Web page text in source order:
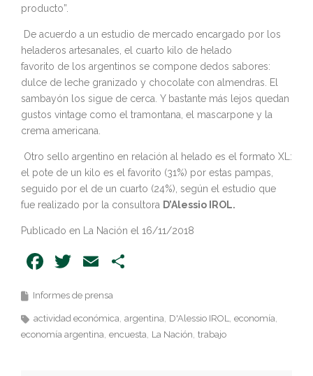
producto”.
De acuerdo a un estudio de mercado encargado por los
heladeros artesanales, el cuarto kilo de helado
favorito de los argentinos se compone dedos sabores:
dulce de leche granizado y chocolate con almendras. El
sambayón los sigue de cerca. Y bastante más lejos quedan
gustos vintage como el tramontana, el mascarpone y la
crema americana.
Otro sello argentino en relación al helado es el formato XL:
el pote de un kilo es el favorito (31%) por estas pampas,
seguido por el de un cuarto (24%), según el estudio que
fue realizado por la consultora D’Alessio IROL.
Publicado en La Nación el 16/11/2018
Facebook
Twitter
Email
Informes de prensa
actividad económica argentina D'Alessio IROL economía
economía argentina encuesta La Nación trabajo